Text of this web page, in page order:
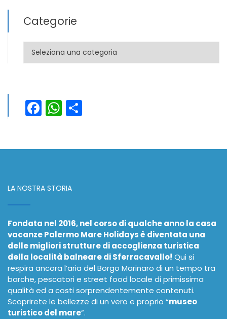
Categorie
Categorie
Facebook
WhatsApp
LA NOSTRA STORIA
Fondata nel 2016, nel corso di qualche anno la casa
vacanze Palermo Mare Holidays è diventata una
delle migliori strutture di accoglienza turistica
della località balneare di Sferracavallo! Qui si
respira ancora l’aria del Borgo Marinaro di un tempo tra
barche, pescatori e street food locale di primissima
qualità ed a costi sorprendentemente contenuti.
Scoprirete le bellezze di un vero e proprio “museo
turistico del mare”.